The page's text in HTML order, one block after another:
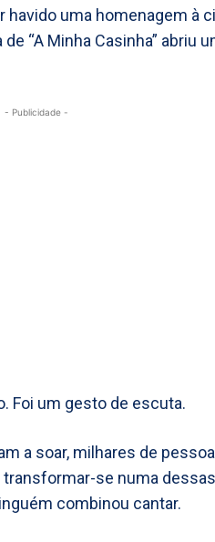
uma homenagem à
“A Minha Casinha” abriu
- Publicidade -
Foi um gesto de escuta.
a soar, milhares de
se numa
combinou cantar.